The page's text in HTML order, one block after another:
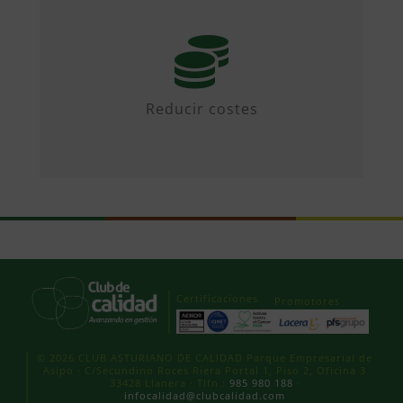
Reducir costes
Mediante iniciativas colaborativas y
diseñando propuestas.
Certificaciones Promotores
© 2026 CLUB ASTURIANO DE CALIDAD Parque Empresarial de
Asipo · C/Secundino Roces Riera Portal 1, Piso 2, Oficina 3
33428 Llanera · Tlfn.: 985 980 188
infocalidad@clubcalidad.com